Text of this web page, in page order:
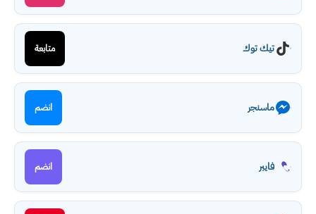
تيك توك متابعة
ماسنجر انضم
فايبر انضم